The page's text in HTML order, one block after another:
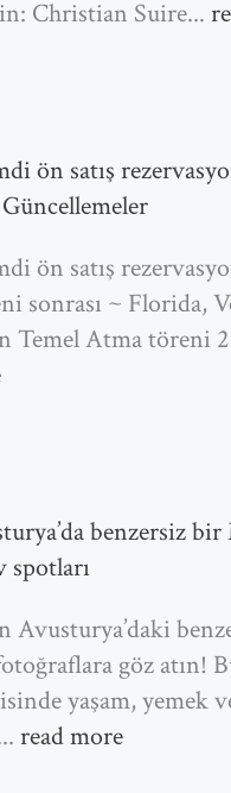
Christian Suire...
ön satış
Güncellemeler
ön satış
sonrası ~ Florida,
Temel Atma töreni
benzersiz
spotları
Avusturya’daki
göz atın!
yaşam, yemek
read more